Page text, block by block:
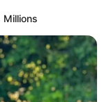
Millions